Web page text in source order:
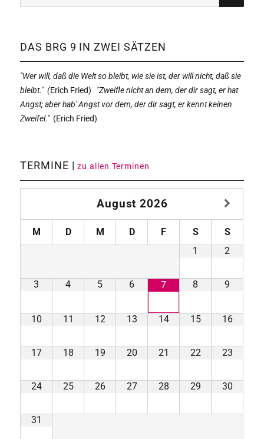
nach:
SUCHE
DAS BRG 9 IN ZWEI SÄTZEN
"Wer will, daß die Welt so bleibt, wie sie ist, der will nicht, daß sie
bleibt." (Erich Fried)
"Zweifle nicht an dem, der dir sagt, er hat
Angst; aber hab' Angst vor dem, der dir sagt, er kennt keinen
Zweifel."(Erich Fried)
TERMINE |zu allen Terminen
August 2026
M D M D F S
S
1
2
3 4 5 6 7 8 9
10 11 12 13 14 15 16
17 18 19 20 21 22 23
24 25 26 27 28 29 30
31